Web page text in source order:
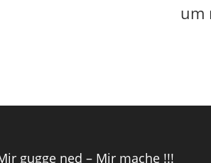
um
gugge ned – Mir mache !!!